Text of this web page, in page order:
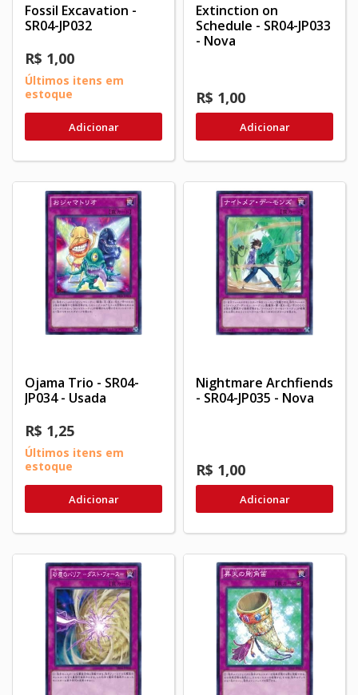
Fossil Excavation -
SR04-JP032
R$ 1,00
Últimos itens em
estoque
Adicionar
Extinction on
Schedule - SR04-JP033
- Nova
R$ 1,00
Adicionar
Ojama Trio - SR04-
JP034 - Usada
R$ 1,25
Últimos itens em
estoque
Adicionar
Nightmare Archfiends
- SR04-JP035 - Nova
R$ 1,00
Adicionar